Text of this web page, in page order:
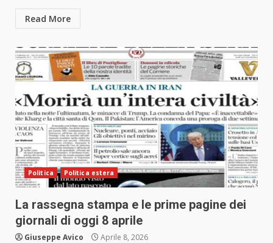
Read More
Politica Politica estera
La rassegna stampa e le prime pagine dei
giornali di oggi 8 aprile
Giuseppe Avico Aprile 8, 2026